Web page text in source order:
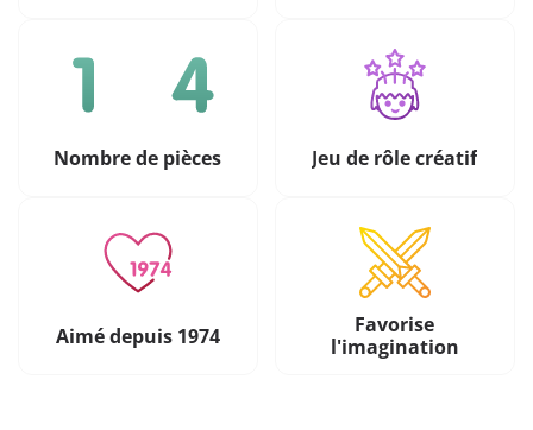
Nombre de pièces Jeu de rôle créatif
Aimé depuis 1974
Favorise
l'imagination